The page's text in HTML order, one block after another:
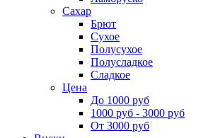
Сахар
Брют
Сухое
Полусухое
Полусладкое
Сладкое
Цена
До 1000 руб
1000 руб - 3000 руб
От 3000 руб